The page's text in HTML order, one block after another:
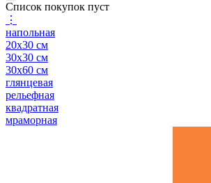
Список покупок пуст
⋮
напольная
20x30 см
30x30 см
30x60 см
глянцевая
рельефная
квадратная
мраморная